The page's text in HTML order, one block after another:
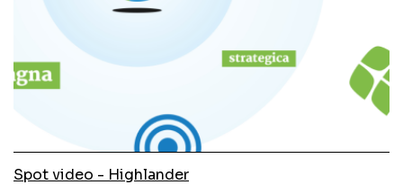
Spot video - Highlander